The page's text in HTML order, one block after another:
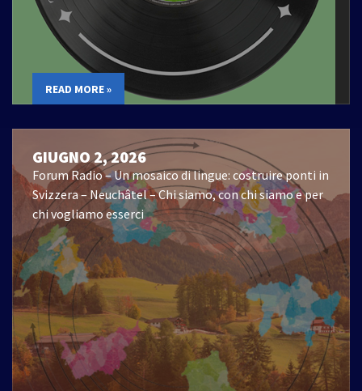
READ MORE »
GIUGNO 2, 2026
Forum Radio – Un mosaico di lingue: costruire ponti in
Svizzera – Neuchâtel – Chi siamo, con chi siamo e per
chi vogliamo esserci